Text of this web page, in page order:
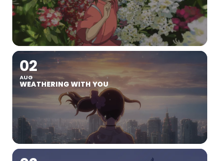
02
AUG
WEATHERING WITH YOU